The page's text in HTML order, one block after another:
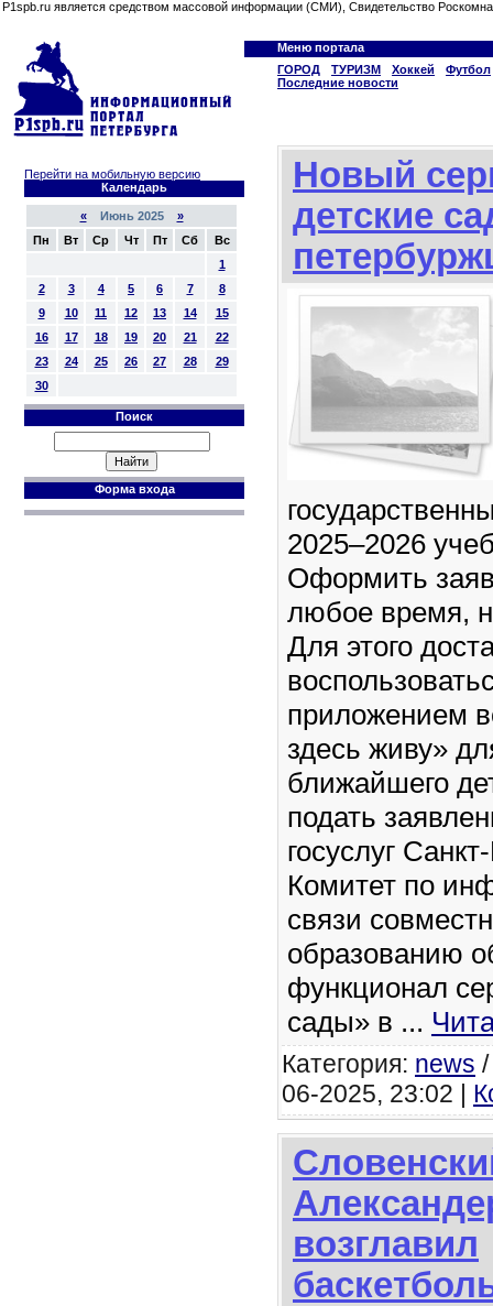
P1spb.ru является средством массовой информации (СМИ), Свидетельство
Меню портала
ГОРОД
ТУРИЗМ Хоккей
Футбол
Последние новости
Перейти на мобильную версию
Календарь
«Июнь 2025 »
Пн
Вт Ср Чт Пт Сб
Вс
1
2
3 4 5 6 7
8
9
10 11 12 13 14
15
16
17 18 19 20 21
22
23
24 25 26 27 28
29
30
Поиск
Форма входа
Новый
детские
2025–2026
Оформить
любое время,
Для этого
приложением
здесь живу»
ближайшего
подать
госуслуг
Комитет по
связи
образованию
функционал
сады» в ...
Категория: news
06-2025, 23:02 |
возглавил